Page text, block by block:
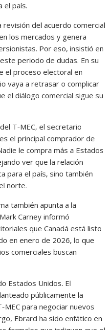
el país.
del acuerdo comercial
los mercados y genera
Por eso, insistió en
periodo de dudas. En su
el proceso electoral en
vaya a retrasar o complicar
el diálogo comercial sigue su
T-MEC, el secretario
el principal comprador de
le compra más a Estados
ver que la relación
para el país, sino también
norte.
también apunta a la
Carney informó
que Canadá está listo
en enero de 2026, lo que
comerciales buscan
Estados Unidos. El
públicamente la
para negociar nuevos
Ebrard ha sido enfático en